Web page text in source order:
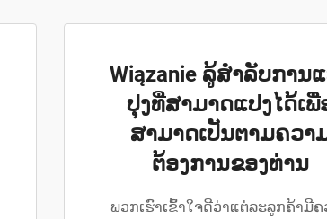
Wiązanie ລູ້ສຳລັບການ
ປຸງທີ່ສາມາດແປງໄດ້ເພື່
ສາມາດເປັນຕາມຄວາ
ຕ້ອງການຂອງທ່ານ
ພວກເຮົາເຂົ້າໃຈດີວ່າແຕ່ລະລູກຄ້າມີຄ